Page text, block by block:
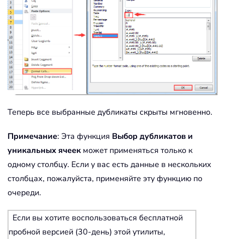
Теперь все выбранные дубликаты скрыты мгновенно.
Примечание: Эта функция Выбор дубликатов и
уникальных ячеек может применяться только к
одному столбцу. Если у вас есть данные в нескольких
столбцах, пожалуйста, применяйте эту функцию по
очереди.
Если вы хотите воспользоваться бесплатной
пробной версией (30-день) этой утилиты,